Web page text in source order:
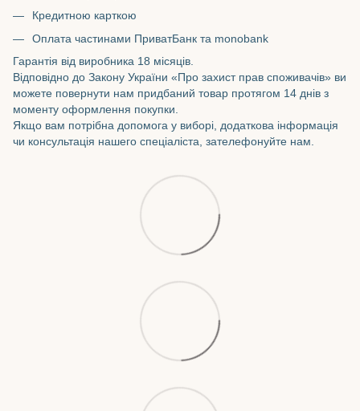
Кредитною карткою
Оплата частинами ПриватБанк та monobank
Гарантія від виробника 18 місяців.
Відповідно до Закону України «Про захист прав споживачів» ви
можете повернути нам придбаний товар протягом 14 днів з
моменту оформлення покупки.
Якщо вам потрібна допомога у виборі, додаткова інформація
чи консультація нашего спеціаліста, зателефонуйте нам.